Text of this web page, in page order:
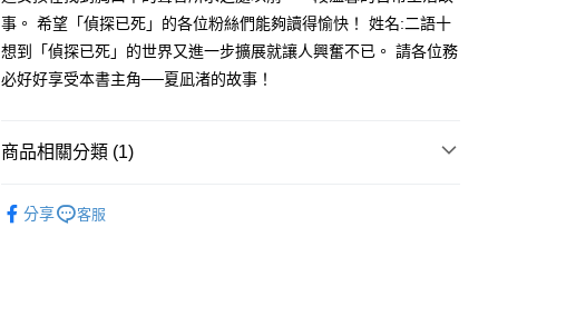
付客戶支援中心」https://netprotections.freshdesk.com/support/home
【注意事項】
１．透過由恩沛科技股份有限公司提供之「AFTEE先享後付」服務完成之
２．關於個人資料處理事宜，請瀏覽以下網址：
「AFTEE先享後付」，若未經同意申辦者引起之損失，本公司不負相關責
付款後萊爾富取貨
每筆NT$80，滿NT$500(含以上)免運費
7-11取貨付款
付款後7-11取貨
宅配
事。 希望「偵探已死」的各位粉絲們能夠讀得愉快！ 姓名:二語十
想到「偵探已死」的世界又進一步擴展就讓人興奮不已。 請各位務
必好好享受本書主角──夏凪渚的故事！
商品相關分類 (1)
分享
客服